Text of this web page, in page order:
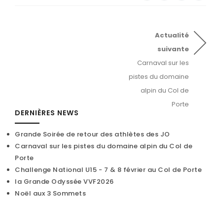
Actualité
suivante
Carnaval sur les
pistes du domaine
alpin du Col de
Porte
DERNIÈRES NEWS
Grande Soirée de retour des athlètes des JO
Carnaval sur les pistes du domaine alpin du Col de
Porte
Challenge National U15 - 7 & 8 février au Col de Porte
la Grande Odyssée VVF2026
Noël aux 3 Sommets